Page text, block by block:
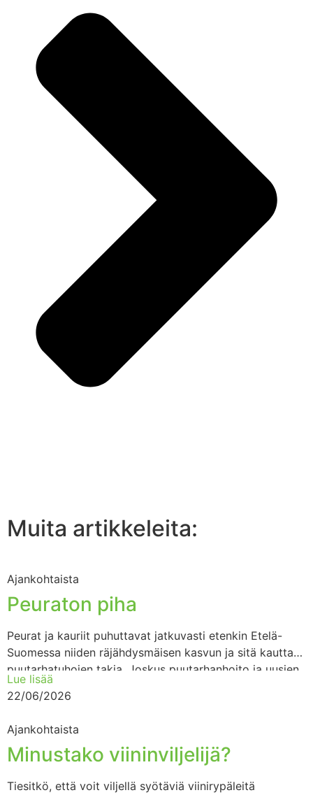
Muita artikkeleita:
Ajankohtaista
Peuraton piha
Peurat ja kauriit puhuttavat jatkuvasti etenkin Etelä-
Suomessa niiden räjähdysmäisen kasvun ja sitä kautta
puutarhatuhojen takia. Joskus puutarhanhoito ja uusien
kasvien istuttaminen saattaa tuntua jopa turhalta,
Lue lisää
22/06/2026
Ajankohtaista
Minustako viininviljelijä?
Tiesitkö, että voit viljellä syötäviä viinirypäleitä